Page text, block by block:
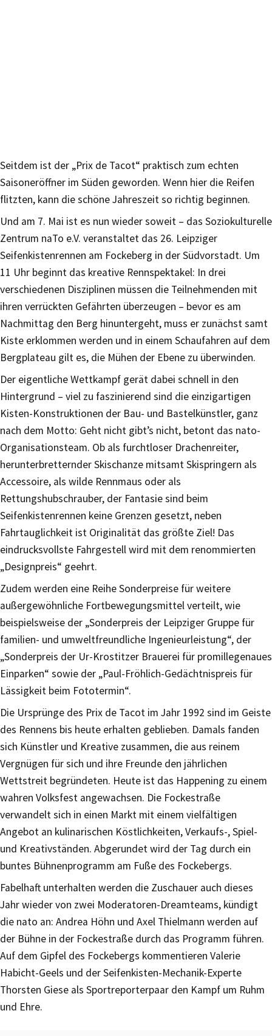
Seitdem ist der „Prix de Tacot“ praktisch zum echten
Saisoneröffner im Süden geworden. Wenn hier die Reifen
flitzten, kann die schöne Jahreszeit so richtig beginnen.
Und am 7. Mai ist es nun wieder soweit – das Soziokulturelle
Zentrum naTo e.V. veranstaltet das 26. Leipziger
Seifenkistenrennen am Fockeberg in der Südvorstadt. Um
11 Uhr beginnt das kreative Rennspektakel: In drei
verschiedenen Disziplinen müssen die Teilnehmenden mit
ihren verrückten Gefährten überzeugen – bevor es am
Nachmittag den Berg hinuntergeht, muss er zunächst samt
Kiste erklommen werden und in einem Schaufahren auf dem
Bergplateau gilt es, die Mühen der Ebene zu überwinden.
Der eigentliche Wettkampf gerät dabei schnell in den
Hintergrund – viel zu faszinierend sind die einzigartigen
Kisten-Konstruktionen der Bau- und Bastelkünstler, ganz
nach dem Motto: Geht nicht gibt’s nicht, betont das nato-
Organisationsteam. Ob als furchtloser Drachenreiter,
herunterbretternder Skischanze mitsamt Skispringern als
Accessoire, als wilde Rennmaus oder als
Rettungshubschrauber, der Fantasie sind beim
Seifenkistenrennen keine Grenzen gesetzt, neben
Fahrtauglichkeit ist Originalität das größte Ziel! Das
eindrucksvollste Fahrgestell wird mit dem renommierten
„Designpreis“ geehrt.
Zudem werden eine Reihe Sonderpreise für weitere
außergewöhnliche Fortbewegungsmittel verteilt, wie
beispielsweise der „Sonderpreis der Leipziger Gruppe für
familien- und umweltfreundliche Ingenieurleistung“, der
„Sonderpreis der Ur-Krostitzer Brauerei für promillegenaues
Einparken“ sowie der „Paul-Fröhlich-Gedächtnispreis für
Lässigkeit beim Fototermin“.
Die Ursprünge des Prix de Tacot im Jahr 1992 sind im Geiste
des Rennens bis heute erhalten geblieben. Damals fanden
sich Künstler und Kreative zusammen, die aus reinem
Vergnügen für sich und ihre Freunde den jährlichen
Wettstreit begründeten. Heute ist das Happening zu einem
wahren Volksfest angewachsen. Die Fockestraße
verwandelt sich in einen Markt mit einem vielfältigen
Angebot an kulinarischen Köstlichkeiten, Verkaufs-, Spiel-
und Kreativständen. Abgerundet wird der Tag durch ein
buntes Bühnenprogramm am Fuße des Fockebergs.
Fabelhaft unterhalten werden die Zuschauer auch dieses
Jahr wieder von zwei Moderatoren-Dreamteams, kündigt
die nato an: Andrea Höhn und Axel Thielmann werden auf
der Bühne in der Fockestraße durch das Programm führen.
Auf dem Gipfel des Fockebergs kommentieren Valerie
Habicht-Geels und der Seifenkisten-Mechanik-Experte
Thorsten Giese als Sportreporterpaar den Kampf um Ruhm
und Ehre.